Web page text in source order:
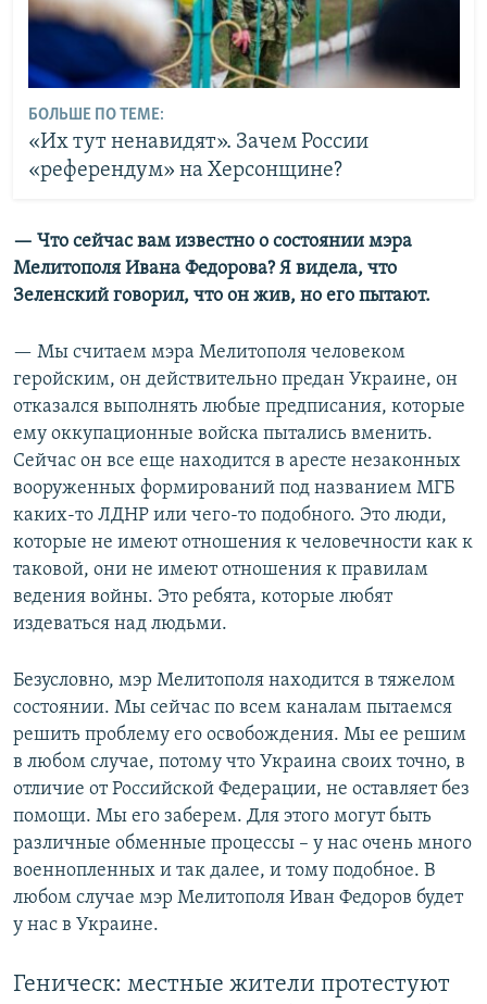
БОЛЬШЕ ПО ТЕМЕ:
«Их тут ненавидят». Зачем России
«референдум» на Херсонщине?
— Что сейчас вам известно о состоянии мэра
Мелитополя Ивана Федорова? Я видела, что
Зеленский говорил, что он жив, но его пытают.
— Мы считаем мэра Мелитополя человеком
геройским, он действительно предан Украине, он
отказался выполнять любые предписания, которые
ему оккупационные войска пытались вменить.
Сейчас он все еще находится в аресте незаконных
вооруженных формирований под названием МГБ
каких-то ЛДНР или чего-то подобного. Это люди,
которые не имеют отношения к человечности как к
таковой, они не имеют отношения к правилам
ведения войны. Это ребята, которые любят
издеваться над людьми.
Безусловно, мэр Мелитополя находится в тяжелом
состоянии. Мы сейчас по всем каналам пытаемся
решить проблему его освобождения. Мы ее решим
в любом случае, потому что Украина своих точно, в
отличие от Российской Федерации, не оставляет без
помощи. Мы его заберем. Для этого могут быть
различные обменные процессы – у нас очень много
военнопленных и так далее, и тому подобное. В
любом случае мэр Мелитополя Иван Федоров будет
у нас в Украине.
Геническ: местные жители протестуют